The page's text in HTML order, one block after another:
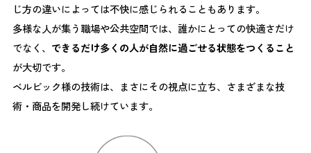
じ方の違いによっては不快に感じられることもあります。
多様な人が集う職場や公共空間では、誰かにとっての快適さだけ
でなく、 できるだけ多くの人が自然に過ごせる状態をつくること
が大切です。
ベルビック様の技術は、まさにその視点に立ち、さまざまな技
術・商品を開発し続けています。